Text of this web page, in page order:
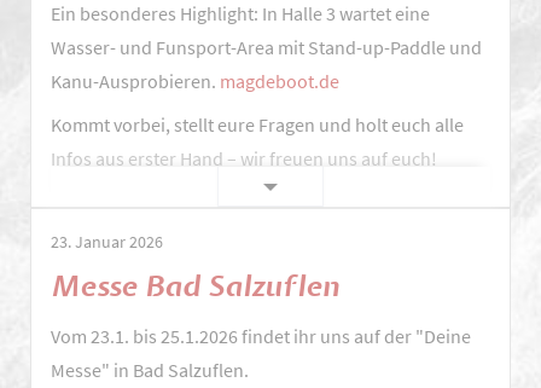
Ein besonderes Highlight: In Halle 3 wartet eine
Wasser- und Funsport-Area mit Stand-up-Paddle und
Kanu-Ausprobieren. magdeboot.de
Kommt vorbei, stellt eure Fragen und holt euch alle
Infos aus erster Hand – wir freuen uns auf euch!
15.
23. Januar 2026
Messe Bad Salzuflen
Vom 23.1. bis 25.1.2026 findet ihr uns auf der "Deine
Messe" in Bad Salzuflen.